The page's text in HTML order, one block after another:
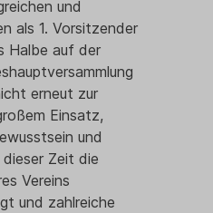
und
als 1. Vorsitzender
Halbe auf der
erneut zur
Einsatz,
und
Zeit die
Vereins
und zahlreiche